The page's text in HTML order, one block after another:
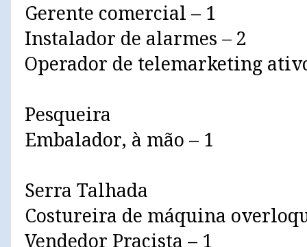
Gerente comercial – 1
Instalador de alarmes – 2
Operador de telemarketing
Pesqueira
Embalador, à mão – 1
Serra Talhada
Costureira de máquina
Vendedor Pracista – 1